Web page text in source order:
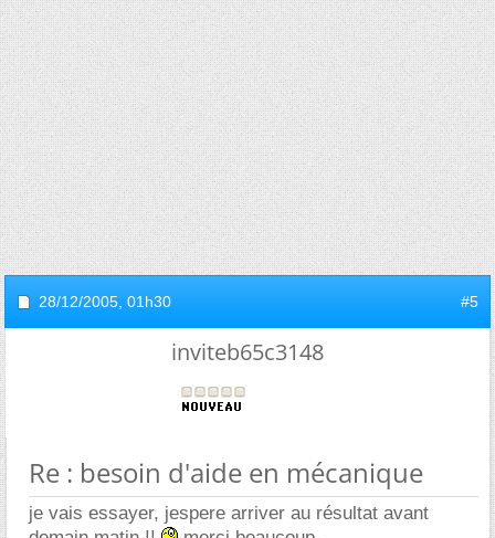
28/12/2005, 01h30 #5
inviteb65c3148
Re : besoin d'aide en mécanique
je vais essayer, jespere arriver au résultat avant